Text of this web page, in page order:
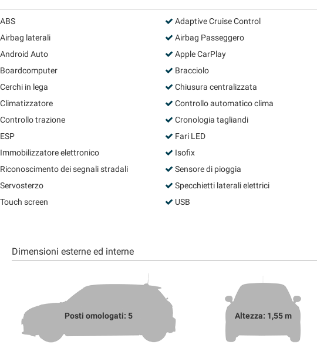
ABS
Airbag laterali
Android Auto
Boardcomputer
Cerchi in lega
Climatizzatore
Controllo trazione
ESP
Immobilizzatore elettronico
Riconoscimento dei segnali stradali
Servosterzo
Touch screen
Adaptive Cruise Control
Airbag Passeggero
Apple CarPlay
Bracciolo
Chiusura centralizzata
Controllo automatico clima
Cronologia tagliandi
Fari LED
Isofix
Sensore di pioggia
Specchietti laterali elettrici
USB
Dimensioni esterne ed interne
Posti omologati: 5 Altezza: 1,55 m